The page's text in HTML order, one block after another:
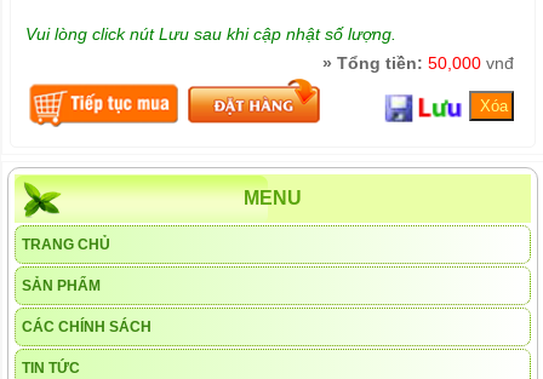
Vui lòng click nút Lưu sau khi cập nhật số lượng.
» Tổng tiền: 50,000vnđ
MENU
TRANG CHỦ
SẢN PHẨM
CÁC CHÍNH SÁCH
TIN TỨC